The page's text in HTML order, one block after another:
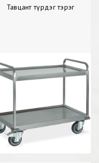
Тавцант түрдэг тэрэг